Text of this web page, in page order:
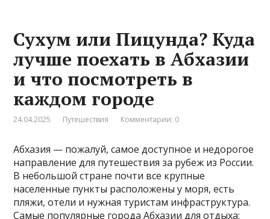
Сухум или Пицунда? Куда
лучше поехать в Абхазии
и что посмотреть в
каждом городе
24.04.2025 Путешествия Комментарии: 0
Абхазия — пожалуй, самое доступное и недорогое
направление для путешествия за рубеж из России.
В небольшой стране почти все крупные
населенные пункты расположены у моря, есть
пляжи, отели и нужная туристам инфраструктура.
Самые популярные города Абхазии для отдыха: